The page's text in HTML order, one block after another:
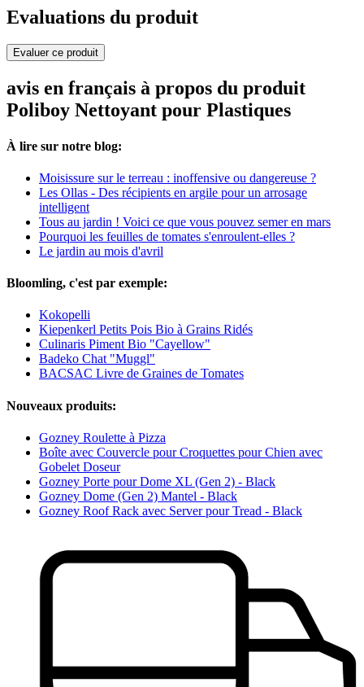
Evaluations du produit
Evaluer ce produit
avis en français à propos du produit
Poliboy Nettoyant pour Plastiques
À lire sur notre blog:
Moisissure sur le terreau : inoffensive ou dangereuse ?
Les Ollas - Des récipients en argile pour un arrosage
intelligent
Tous au jardin ! Voici ce que vous pouvez semer en mars
Pourquoi les feuilles de tomates s'enroulent-elles ?
Le jardin au mois d'avril
Bloomling, c'est par exemple:
Kokopelli
Kiepenkerl Petits Pois Bio à Grains Ridés
Culinaris Piment Bio "Cayellow"
Badeko Chat "Muggl"
BACSAC Livre de Graines de Tomates
Nouveaux produits:
Gozney Roulette à Pizza
Boîte avec Couvercle pour Croquettes pour Chien avec
Gobelet Doseur
Gozney Porte pour Dome XL (Gen 2) - Black
Gozney Dome (Gen 2) Mantel - Black
Gozney Roof Rack avec Server pour Tread - Black